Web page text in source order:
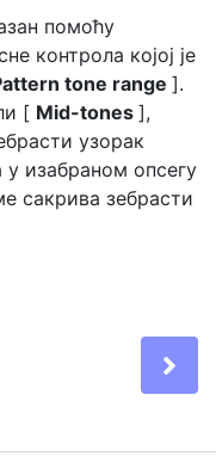
помоћу
контрола којој је
tone range ].
[ Mid-tones ],
узорак
у изабраном опсегу
сакрива зебрасти